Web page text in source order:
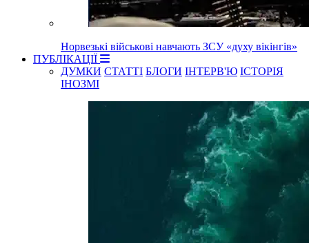
Норвезькі військові навчають ЗСУ «духу вікінгів»
ПУБЛІКАЦІЇ
ДУМКИ СТАТТІ БЛОГИ ІНТЕРВ'Ю ІСТОРІЯ
ІНОЗМІ